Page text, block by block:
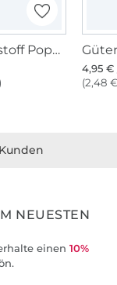
Baumwollstoff Popeline hellpink
4,95 €
(2,48
NEUESTEN
einen 10%